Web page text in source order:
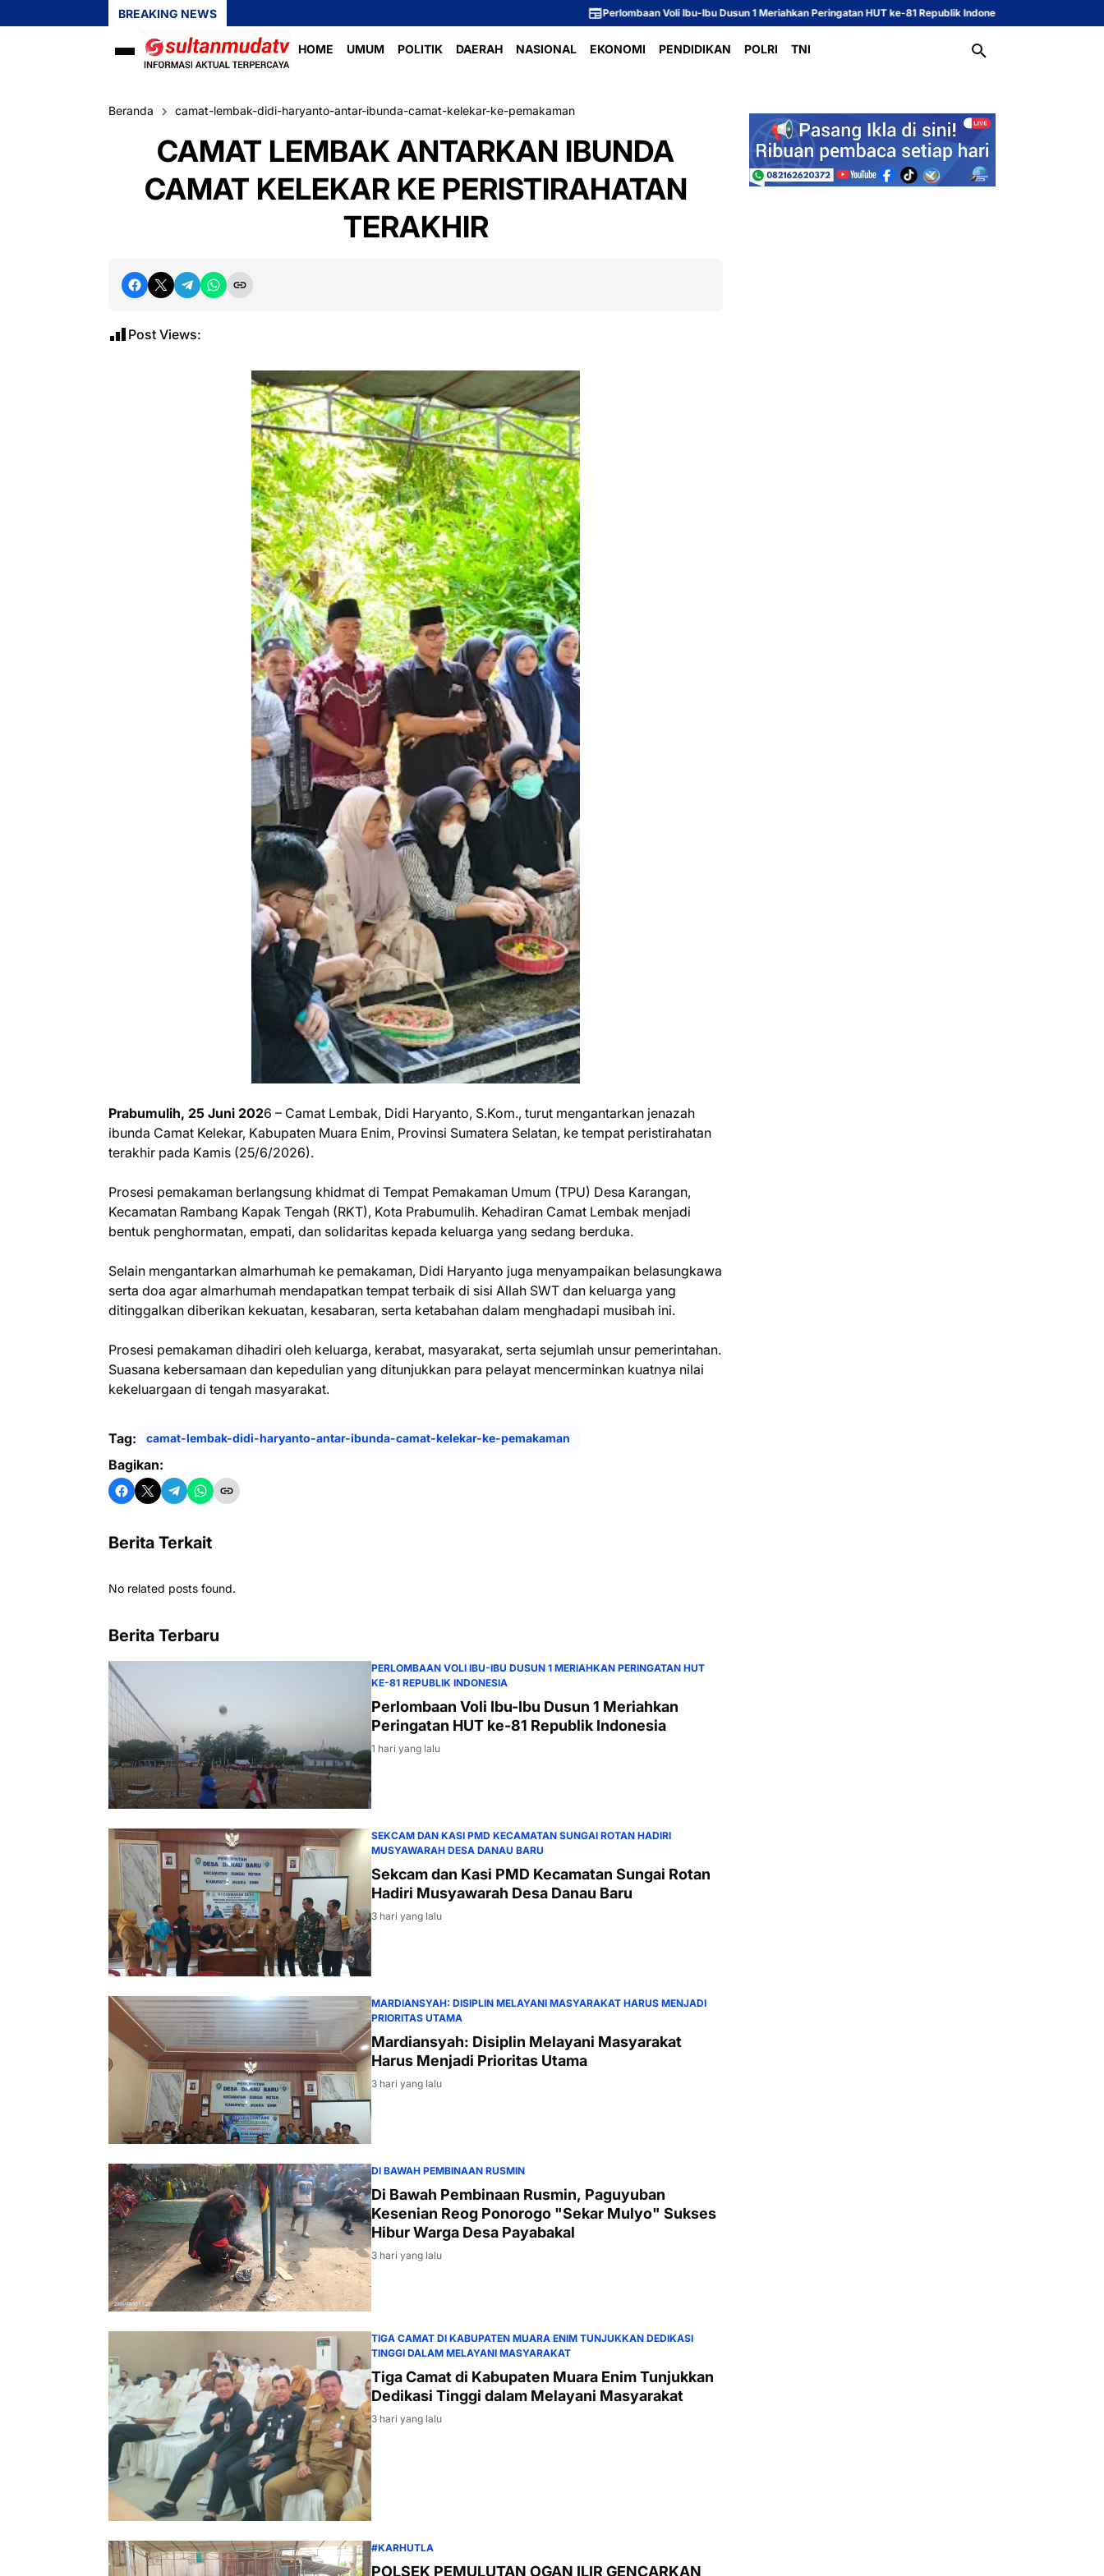
BREAKING NEWS Perlombaan Voli Ibu-Ibu Dusun 1 Meriahkan Peringatan HUT ke-81 Republik Indonesia Sekcam dan Kasi PMD
HOME UMUM POLITIK DAERAH NASIONAL EKONOMI PENDIDIKAN POLRI TNI
Beranda camat-lembak-didi-haryanto-antar-ibunda-camat-kelekar-ke-pemakaman
CAMAT LEMBAK ANTARKAN IBUNDA
CAMAT KELEKAR KE PERISTIRAHATAN
TERAKHIR
Post Views:
Prabumulih, 25 Juni 2026 – Camat Lembak, Didi Haryanto, S.Kom., turut mengantarkan jenazah
ibunda Camat Kelekar, Kabupaten Muara Enim, Provinsi Sumatera Selatan, ke tempat peristirahatan
terakhir pada Kamis (25/6/2026).
Prosesi pemakaman berlangsung khidmat di Tempat Pemakaman Umum (TPU) Desa Karangan,
Kecamatan Rambang Kapak Tengah (RKT), Kota Prabumulih. Kehadiran Camat Lembak menjadi
bentuk penghormatan, empati, dan solidaritas kepada keluarga yang sedang berduka.
Selain mengantarkan almarhumah ke pemakaman, Didi Haryanto juga menyampaikan belasungkawa
serta doa agar almarhumah mendapatkan tempat terbaik di sisi Allah SWT dan keluarga yang
ditinggalkan diberikan kekuatan, kesabaran, serta ketabahan dalam menghadapi musibah ini.
Prosesi pemakaman dihadiri oleh keluarga, kerabat, masyarakat, serta sejumlah unsur pemerintahan.
Suasana kebersamaan dan kepedulian yang ditunjukkan para pelayat mencerminkan kuatnya nilai
kekeluargaan di tengah masyarakat.
Tag: camat-lembak-didi-haryanto-antar-ibunda-camat-kelekar-ke-pemakaman
Bagikan:
Berita Terkait
No related posts found.
Berita Terbaru
PERLOMBAAN VOLI IBU-IBU DUSUN 1 MERIAHKAN PERINGATAN HUT
KE-81 REPUBLIK INDONESIA
Perlombaan Voli Ibu-Ibu Dusun 1 Meriahkan
Peringatan HUT ke-81 Republik Indonesia
1 hari yang lalu
SEKCAM DAN KASI PMD KECAMATAN SUNGAI ROTAN HADIRI
MUSYAWARAH DESA DANAU BARU
Sekcam dan Kasi PMD Kecamatan Sungai Rotan
Hadiri Musyawarah Desa Danau Baru
3 hari yang lalu
MARDIANSYAH: DISIPLIN MELAYANI MASYARAKAT HARUS MENJADI
PRIORITAS UTAMA
Mardiansyah: Disiplin Melayani Masyarakat
Harus Menjadi Prioritas Utama
3 hari yang lalu
DI BAWAH PEMBINAAN RUSMIN
Di Bawah Pembinaan Rusmin, Paguyuban
Kesenian Reog Ponorogo "Sekar Mulyo" Sukses
Hibur Warga Desa Payabakal
3 hari yang lalu
TIGA CAMAT DI KABUPATEN MUARA ENIM TUNJUKKAN DEDIKASI
TINGGI DALAM MELAYANI MASYARAKAT
Tiga Camat di Kabupaten Muara Enim Tunjukkan
Dedikasi Tinggi dalam Melayani Masyarakat
3 hari yang lalu
#KARHUTLA
POLSEK PEMULUTAN OGAN ILIR GENCARKAN